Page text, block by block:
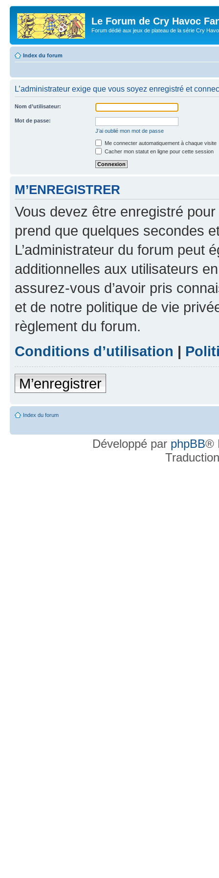
Le Forum de Cry Havoc
Forum dédié aux jeux de plateau de la série Cry
Index du forum
L’administrateur exige que vous soyez enregistré et
Nom d’utilisateur:
Mot de passe:
J’ai oublié mon mot de passe
Me connecter automatiquement à chaque visite
Cacher mon statut en ligne pour cette session
M’ENREGISTRER
Vous devez être enregistré
prend que quelques secondes
L’administrateur du forum peut
additionnelles aux utilisateurs
assurez-vous d’avoir pris
et de notre politique de vie
règlement du forum.
Conditions d’utilisation |
M’enregistrer
Index du forum
Développé par phpBB®